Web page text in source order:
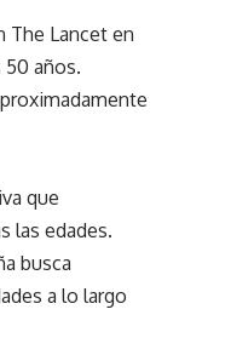
The Lancet en
años.
que
las edades.
busca
a lo largo